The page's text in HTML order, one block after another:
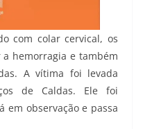
com colar cervical, os
hemorragia e também
A vítima foi levada
de Caldas. Ele foi
em observação e passa